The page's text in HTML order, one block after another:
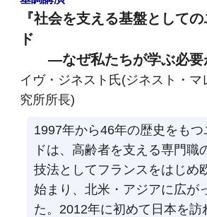
『社会を支える基盤として
ド
―なぜ私たちが学ぶ必要
イヴ・ジネスト氏(ジネスト・マ
究所所長)
1997年から46年の歴史をも
ドは、高齢者を支える専門職
技法としてフランスをはじめ
始まり、北米・アジアに広が
た。2012年に初めて日本を訪